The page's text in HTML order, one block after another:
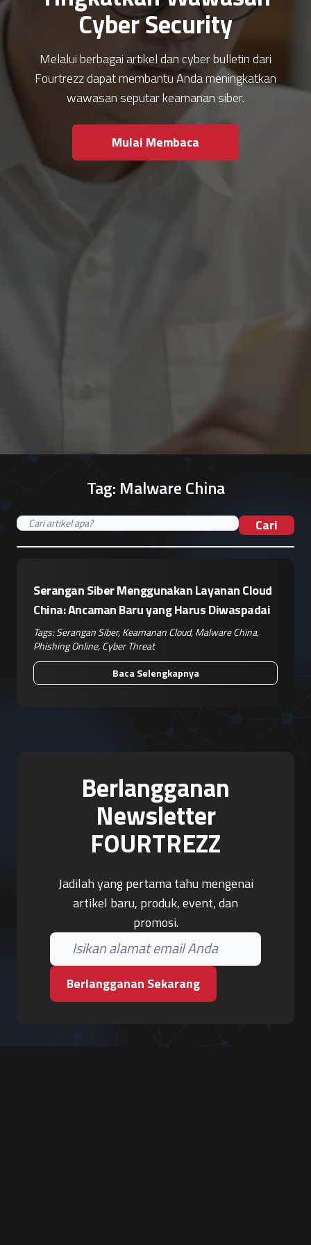
Cyber Security
Melalui berbagai artikel dan cyber bulletin dari
Fourtrezz dapat membantu Anda meningkatkan
wawasan seputar keamanan siber.
Mulai Membaca
Tag: Malware China
Cari
Serangan Siber Menggunakan Layanan Cloud
China: Ancaman Baru yang Harus Diwaspadai
Tags:Serangan Siber,Keamanan Cloud,Malware China,
Phishing Online,Cyber Threat
Baca Selengkapnya
Berlangganan
Newsletter
FOURTREZZ
Jadilah yang pertama tahu mengenai
artikel baru, produk, event, dan
promosi.
Berlangganan Sekarang